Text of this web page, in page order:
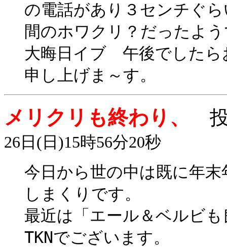
の電話があり３センチぐ
間のホワクリ？だったよ
大晦日イブ 午後でしたら
申し上げま～す。
メリクリも終わり、
26日(日)15時56分20秒
今日から世の中は既に年
しまくりです。
最近は「エール＆ベルビ
TKNでございます。